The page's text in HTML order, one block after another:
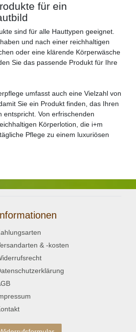
für ein
sind für alle Hauttypen geeignet.
und nach einer reichhaltigen
oder eine klärende Körperwäsche
Sie das passende Produkt für Ihre
umfasst auch eine Vielzahl von
Sie ein Produkt finden, das Ihren
entspricht. Von erfrischenden
Körperlotion, die i+m
Pflege zu einem luxuriösen
& -kosten